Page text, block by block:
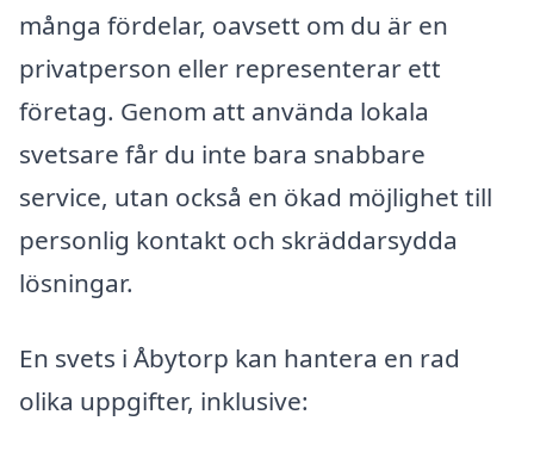
många fördelar, oavsett om du är en
privatperson eller representerar ett
företag. Genom att använda lokala
svetsare får du inte bara snabbare
service, utan också en ökad möjlighet till
personlig kontakt och skräddarsydda
lösningar.
En svets i Åbytorp kan hantera en rad
olika uppgifter, inklusive: